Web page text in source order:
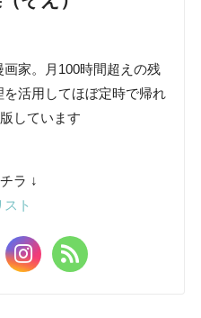
家。月100時間超えの残
活用してほぼ定時で帰れ
しています
ラ ↓
ト